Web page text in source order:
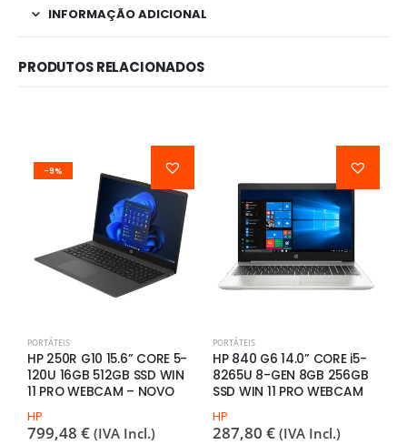
INFORMAÇÃO ADICIONAL
PRODUTOS RELACIONADOS
-9%
PORTÁTEIS
HP 250R G10 15.6” CORE 5-
120U 16GB 512GB SSD WIN
11 PRO WEBCAM – NOVO
HP
799,48 € (IVA Incl.)
PORTÁTEIS
HP 840 G6 14.0” CORE i5-
8265U 8-GEN 8GB 256GB
SSD WIN 11 PRO WEBCAM
HP
287,80 € (IVA Incl.)